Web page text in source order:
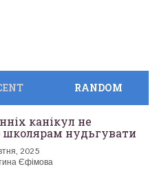
RANDOM
канікул не
школярам нудьгувати
2025
Єфімова